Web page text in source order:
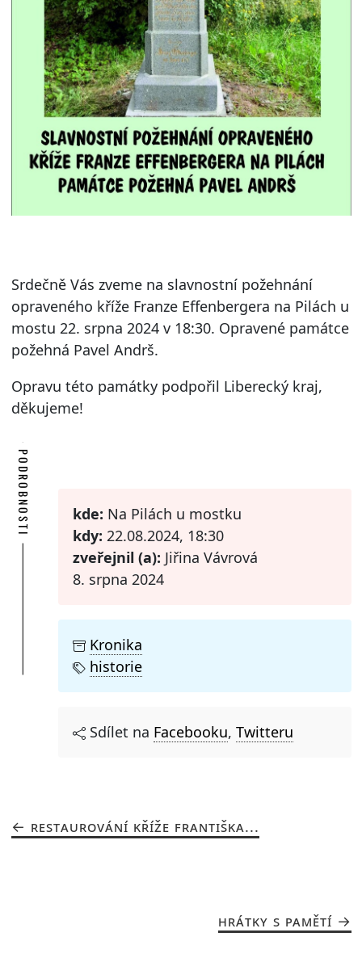
Srdečně Vás zveme na slavnostní požehnání
opraveného kříže Franze Effenbergera na Pilách u
mostu 22. srpna 2024 v 18:30. Opravené památce
požehná Pavel Andrš.
Opravu této památky podpořil Liberecký kraj,
děkujeme!
PODROBNOSTI kde: Na Pilách u mostku
kdy: 22.08.2024, 18:30
zveřejnil (a): Jiřina Vávrová
8. srpna 2024
Kronika
historie
Sdílet na Facebooku, Twitteru
RESTAUROVÁNÍ KŘÍŽE FRANTIŠKA...
HRÁTKY S PAMĚTÍ